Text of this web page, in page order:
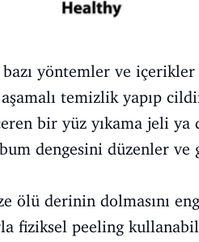
yöntemler ve içerikler
temizlik yapıp
bir yüz yıkama jeli
dengesini düzenler
ölü derinin dolmasını
fiziksel peeling